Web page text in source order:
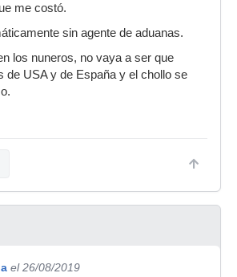
me costó.
sin agente de aduanas.
los nuneros, no vaya a ser que
de USA y de España y el chollo se
el 26/08/2019